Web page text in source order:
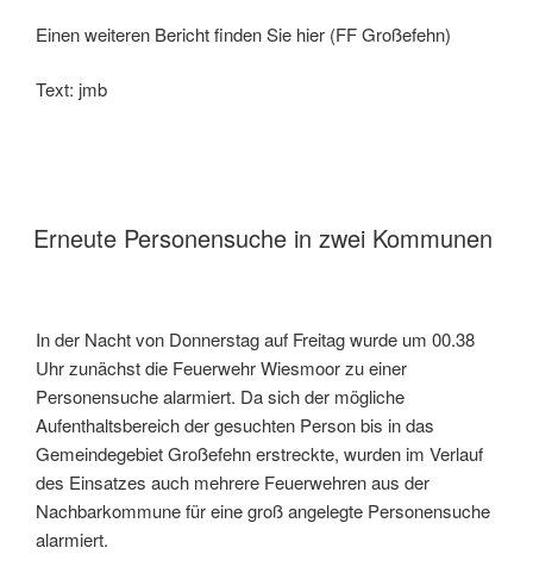
Einen weiteren Bericht finden Sie hier (FF Großefehn)
Text: jmb
Erneute Personensuche in zwei Kommunen
In der Nacht von Donnerstag auf Freitag wurde um 00.38
Uhr zunächst die Feuerwehr Wiesmoor zu einer
Personensuche alarmiert. Da sich der mögliche
Aufenthaltsbereich der gesuchten Person bis in das
Gemeindegebiet Großefehn erstreckte, wurden im Verlauf
des Einsatzes auch mehrere Feuerwehren aus der
Nachbarkommune für eine groß angelegte Personensuche
alarmiert.